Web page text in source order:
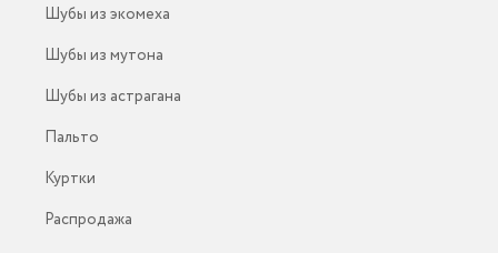
Шубы из экомеха
Шубы из мутона
Шубы из астрагана
Пальто
Куртки
Распродажа